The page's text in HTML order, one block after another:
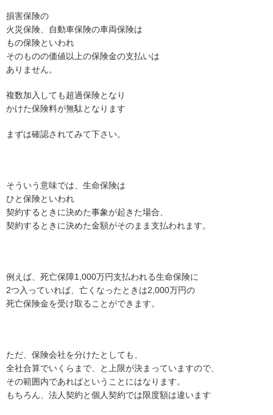
損害保険の
火災保険、自動車保険の車両保険は
もの保険といわれ
そのものの価値以上の保険金の支払いは
ありません。
複数加入しても超過保険となり
かけた保険料が無駄となります
まずは確認されてみて下さい。
そういう意味では、生命保険は
ひと保険といわれ
契約するときに決めた事象が起きた場合、
契約するときに決めた金額がそのまま支払われます。
例えば、死亡保障1,000万円支払われる生命保険に
2つ入っていれば、亡くなったときは2,000万円の
死亡保険金を受け取ることができます。
ただ、保険会社を分けたとしても、
全社合算でいくらまで、と上限が決まっていますので、
その範囲内であればということにはなります。
もちろん、法人契約と個人契約では限度額は違います